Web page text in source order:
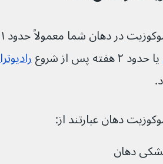
در دهان شما معمولاً حدود ۱ هفته پس از شروع
یا حدود ۲ هفته پس از شروع
دهان عبارتند از:
دهان